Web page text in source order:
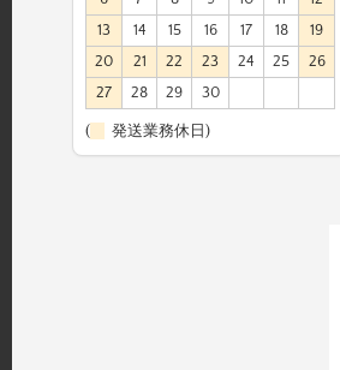
13
14 15 16 17 18
19
20
21 22 23 24 25
26
27
28 29 30
( 発送業務休日)